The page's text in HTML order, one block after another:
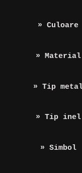
» Culoare
» Material
» Tip
» Tip inel
» Simbol